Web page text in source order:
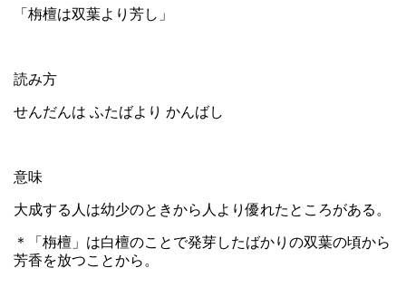
「栴檀は双葉より芳し」
読み方
せんだんは ふたばより かんばし
意味
大成する人は幼少のときから人より優れたところがある。
＊「栴檀」は白檀のことで発芽したばかりの双葉の頃から
芳香を放つことから。